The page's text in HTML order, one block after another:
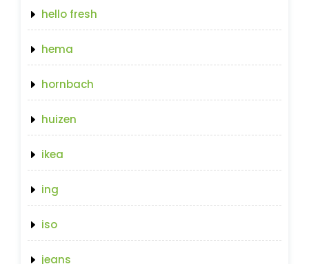
hello fresh
hema
hornbach
huizen
ikea
ing
iso
jeans